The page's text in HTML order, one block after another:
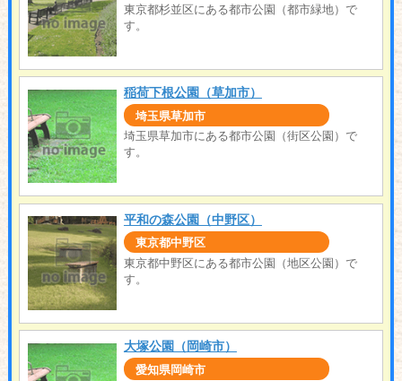
東京都杉並区にある都市公園（都市緑地）で
す。
稲荷下根公園（草加市）
埼玉県草加市
埼玉県草加市にある都市公園（街区公園）で
す。
平和の森公園（中野区）
東京都中野区
東京都中野区にある都市公園（地区公園）で
す。
大塚公園（岡崎市）
愛知県岡崎市